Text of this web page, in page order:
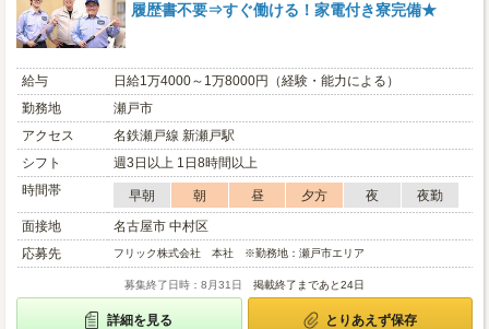
履歴書不要⇒すぐ働ける！家電付き寮完備★
給与
日給1万4000～1万8000円（経験・能力による）
勤務地
瀬戸市
アクセス
名鉄瀬戸線 新瀬戸駅
シフト
週3日以上 1日8時間以上
時間帯
早朝 朝 昼 夕方 夜
夜勤
面接地
名古屋市 中村区
応募先
フリック株式会社 本社 ※勤務地：瀬戸市エリア
募集終了日時：8月31日 掲載終了まであと24日
詳細を見る とりあえず保存